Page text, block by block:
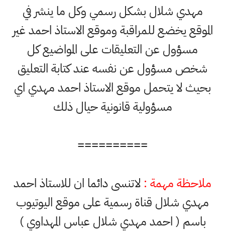
مهدي شلال بشكل رسمي وكل ما ينشر في
الموقع يخضع للمراقبة وموقع الاستاذ احمد غير
مسؤول عن التعليقات على المواضيع كل
شخص مسؤول عن نفسه عند كتابة التعليق
بحيث لا يتحمل موقع الاستاذ احمد مهدي اي
مسؤولية قانونية حيال ذلك
==========
ملاحظة مهمة : لاتنسى دائما ان للاستاذ احمد
مهدي شلال قناة رسمية على موقع اليوتيوب
باسم ( احمد مهدي شلال عباس المهداوي )